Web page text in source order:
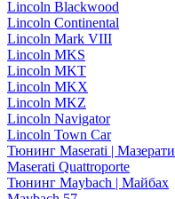
Lincoln Blackwood
Lincoln Continental
Lincoln Mark VIII
Lincoln MKS
Lincoln MKT
Lincoln MKX
Lincoln MKZ
Lincoln Navigator
Lincoln Town Car
Тюнинг Maserati | Мазерати
Maserati Quattroporte
Тюнинг Maybach | Майбах